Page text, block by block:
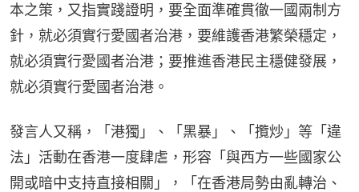
本之策，又指實踐證明，要全面準確貫徹一國兩制方
針，就必須實行愛國者治港，要維護香港繁榮穩定，
就必須實行愛國者治港；要推進香港民主穩健發展，
就必須實行愛國者治港。
發言人又稱，「港獨」、「黑暴」、「攬炒」等「違
法」活動在香港一度肆虐，形容「與西方一些國家公
開或暗中支持直接相關」，「在香港局勢由亂轉治、